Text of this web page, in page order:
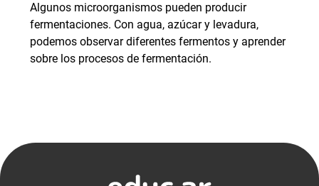
Algunos microorganismos pueden producir
fermentaciones. Con agua, azúcar y levadura,
podemos observar diferentes fermentos y aprender
sobre los procesos de fermentación.